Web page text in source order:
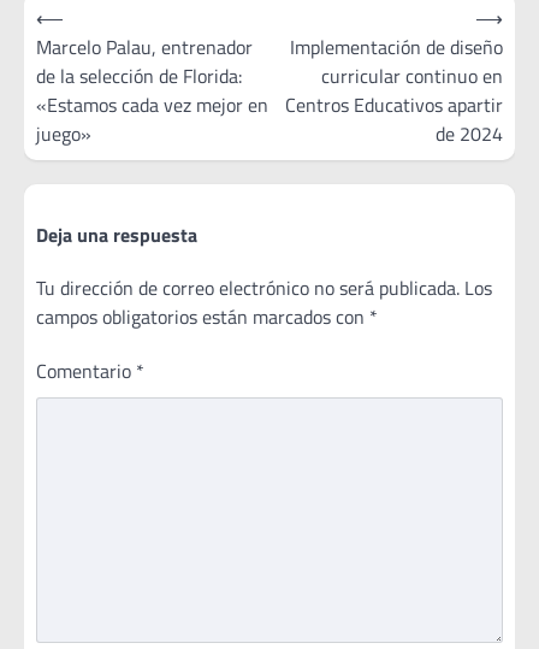
Navegación
de
entradas
⟵
Marcelo Palau, entrenador
de la selección de Florida:
«Estamos cada vez mejor en
juego»
Implementación de diseño
curricular continuo en
Centros Educativos apartir
de 2024
⟶
Deja una respuesta
Tu dirección de correo electrónico no será publicada. Los
campos obligatorios están marcados con *
Comentario *